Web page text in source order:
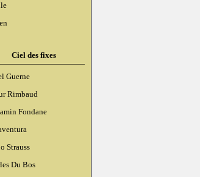
Ciel des fixes
Guerne
Rimbaud
Fondane
Strauss
Du Bos